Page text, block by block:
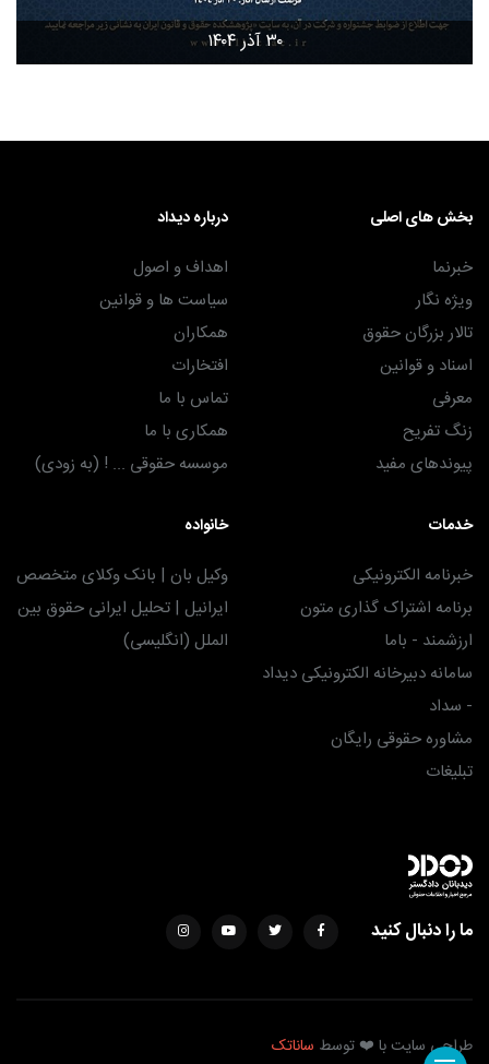
۳۰ آذر ۱۴۰۴
بخش های اصلی
خبرنما
ویژه نگار
تالار بزرگان حقوق
اسناد و قوانین
معرفی
زنگ تفریح
پیوندهای مفید
درباره دیداد
اهداف و اصول
سیاست ها و قوانین
همکاران
افتخارات
تماس با ما
همکاری با ما
موسسه حقوقی ... ! (به زودی)
خدمات
خبرنامه الکترونیکی
برنامه اشتراک گذاری متون
ارزشمند - باما
سامانه دبیرخانه الکترونیکی دیداد
- سداد
مشاوره حقوقی رایگان
تبلیغات
خانواده
وکیل بان | بانک وکلای متخصص
ایرانیل | تحلیل ایرانی حقوق بین
الملل (انگلیسی)
ما را دنبال کنید
طراحی سایت با ❤️ توسط ساناتک